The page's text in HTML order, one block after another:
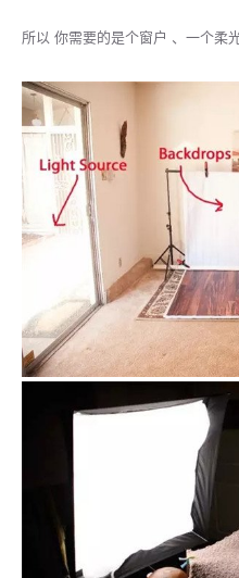
所以 你需要的是个窗户 、一个柔